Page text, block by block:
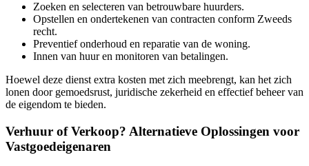
Zoeken en selecteren van betrouwbare huurders.
Opstellen en ondertekenen van contracten conform Zweeds
recht.
Preventief onderhoud en reparatie van de woning.
Innen van huur en monitoren van betalingen.
Hoewel deze dienst extra kosten met zich meebrengt, kan het zich
lonen door gemoedsrust, juridische zekerheid en effectief beheer van
de eigendom te bieden.
Verhuur of Verkoop? Alternatieve Oplossingen voor
Vastgoedeigenaren